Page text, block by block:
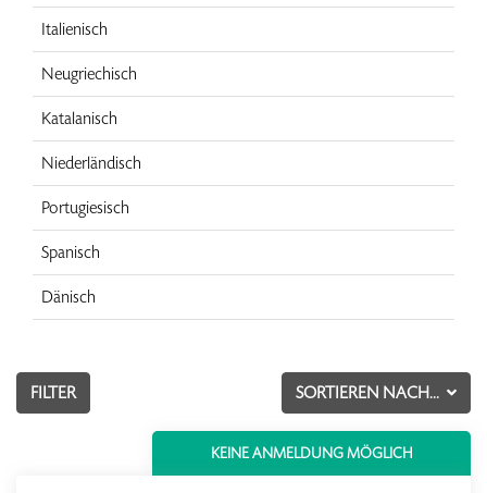
Italienisch
Neugriechisch
Katalanisch
Niederländisch
Portugiesisch
Spanisch
Dänisch
SORTIEREN NACH...
FILTER
KEINE ANMELDUNG MÖGLICH